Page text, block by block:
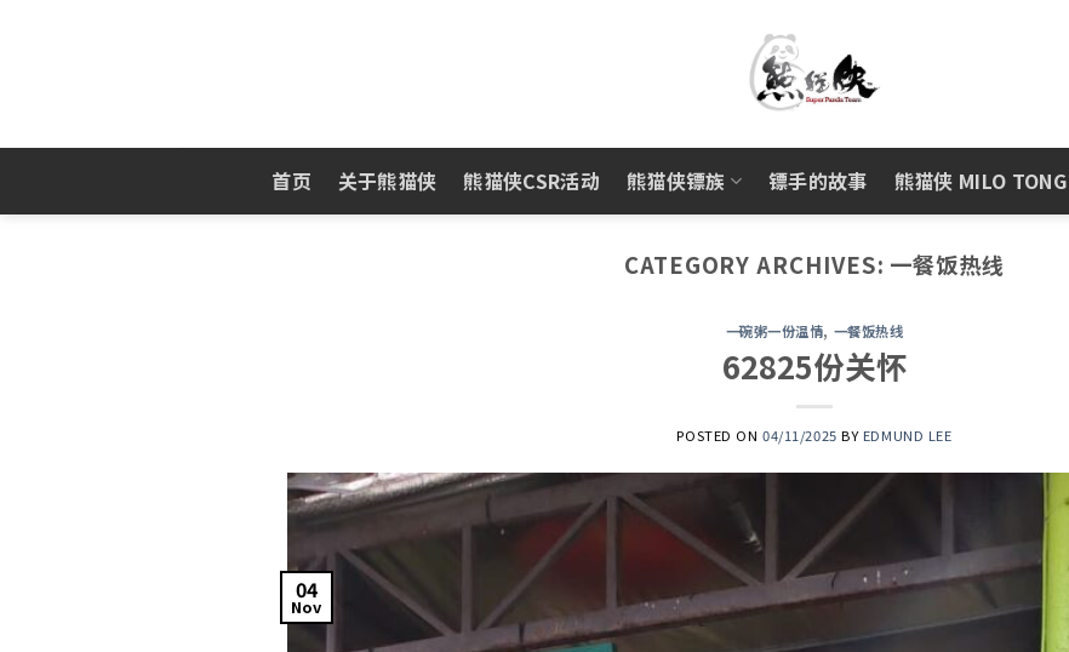
首页 关于熊猫侠 熊猫侠CSR活动 熊猫侠镖族 镖手的故事 熊猫侠 MILO TONG
CATEGORY ARCHIVES: 一餐饭热线
一碗粥一份温情, 一餐饭热线
62825份关怀
POSTED ON04/11/2025 BY EDMUND LEE
04
Nov